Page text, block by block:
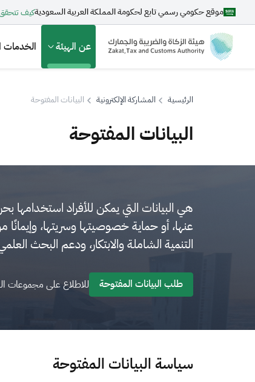
موقع حكومي رسمي تابع لحكومة المملكة العربية السعوديةكيف
عن الهيئة الخدمات
بحث
اقتراحات
الزكاة الجمارك ضريبة القيمة
الرئيسية المشاركة الإلكترونية البيانات المفتوحة
البيانات المفتوحة
هي البيانات التي يمكن للأفراد استخدامها
عنها، أو حماية خصوصيتها وسريتها،
التنمية الشاملة والابتكار، ودعم البحث
طلب البيانات المفتوحة للاطلاع على مجموعات
سياسة البيانات المفتوحة